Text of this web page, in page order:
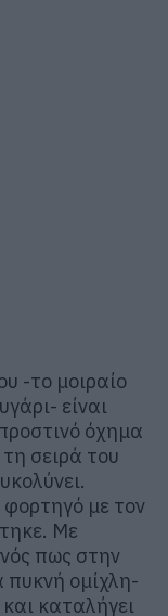
-το μοιραίο
είναι
όχημα
σειρά του
με τον
Με
πως στην
πυκνή ομίχλη-
καταλήγει